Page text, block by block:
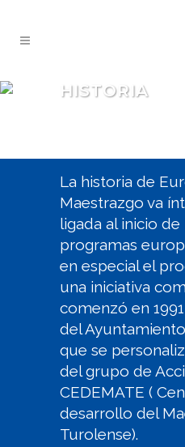
HISTORIA
La historia de
Maestrazgo va
ligada al inicio
programas
en especial el
una iniciativa
comenzó en
del
que se
del grupo de
CEDEMATE (
desarrollo del
Turolense).